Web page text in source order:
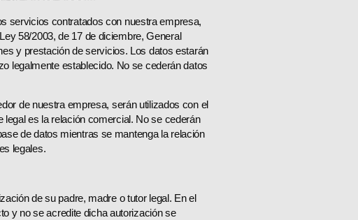
servicios contratados con nuestra empresa,
58/2003, de 17 de diciembre, General
y prestación de servicios. Los datos estarán
legalmente establecido. No se cederán datos
de nuestra empresa, serán utilizados con el
es la relación comercial. No se cederán
de datos mientras se mantenga la relación
legales.
de su padre, madre o tutor legal. En el
y no se acredite dicha autorización se